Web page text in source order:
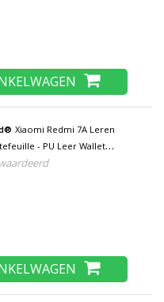
Xiaomi Redmi 7A Leren
- PU Leer Wallet
Rood